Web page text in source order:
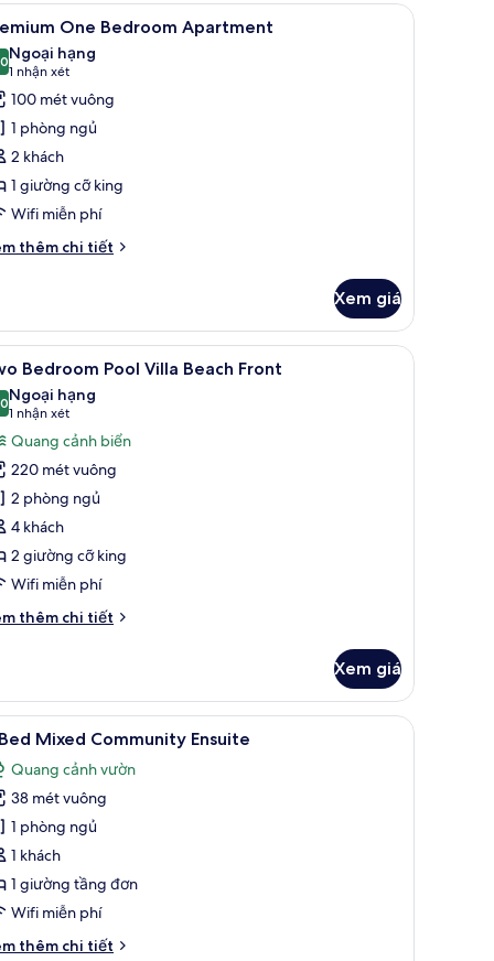
tại phòng, bàn Premium One Bedroom Apartment | Khu
6 One Bedroom Apartment
trên 10
Ngoại hạng
1 nhận xét
(1
nhận
xét)
100 mét vuông
1 phòng ngủ
2 khách
1 giường cỡ king
Wifi miễn phí
thêm chi tiết
Xem giá
| Bộ đồ giường kháng dị ứng, két bảo mật tại phòng, bàn
Two Bedroom Pool Villa Beach Front | Bộ
10 Bedroom Pool Villa Beach Front
trên 10
Ngoại hạng
1 nhận xét
(1
nhận
xét)
Quang cảnh biển
220 mét vuông
2 phòng ngủ
4 khách
2 giường cỡ king
Wifi miễn phí
thêm chi tiết
Xem giá
View | Hiên Bộ đồ giường kháng dị ứng, két bảo mật tại
10 Mixed Community Ensuite
Quang cảnh vườn
38 mét vuông
1 phòng ngủ
1 khách
1 giường tầng đơn
Wifi miễn phí
thêm chi tiết